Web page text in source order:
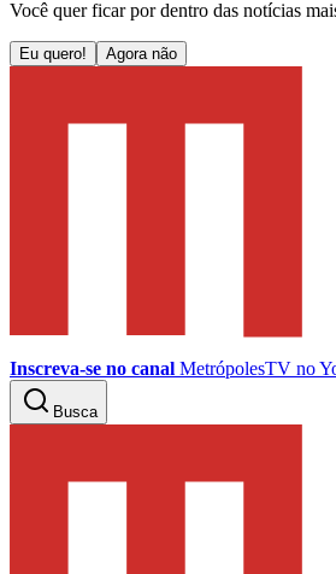
Você quer ficar por dentro das notícias
Eu quero! Agora não
Inscreva-se no canal MetrópolesTV no
Busca